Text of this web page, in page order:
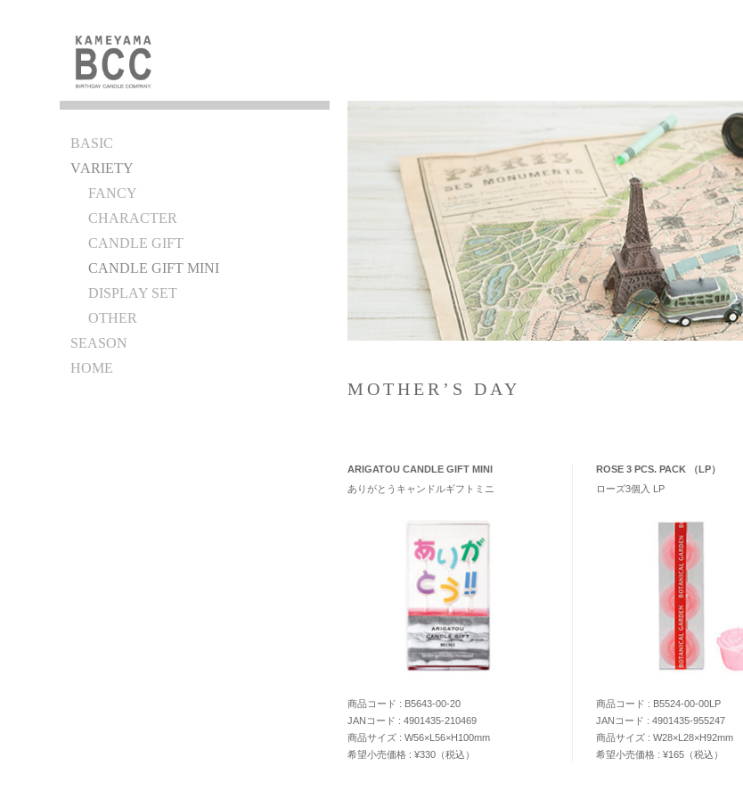
BASIC
VARIETY
FANCY
CHARACTER
CANDLE GIFT
CANDLE GIFT MINI
DISPLAY SET
OTHER
SEASON
HOME
MOTHER’S DAY
ARIGATOU CANDLE GIFT MINI
ありがとうキャンドルギフトミニ
商品コード : B5643-00-20
JANコード : 4901435-210469
商品サイズ : W56×L56×H100mm
希望小売価格 : ¥330（税込）
ROSE 3 PCS. PACK （LP）
ローズ3個入 LP
商品コード : B5524-00-00LP
JANコード : 4901435-955247
商品サイズ : W28×L28×H92mm
希望小売価格 : ¥165（税込）